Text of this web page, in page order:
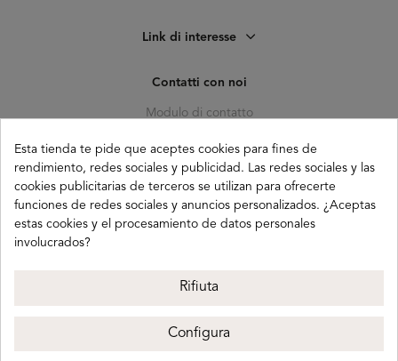
Link di interesse
Contatti con noi
Modulo di contatto
C. Pagés del Corro, 133, b
41010 (Triana) Sevilla
info@buganco.com
Buganco 2026
Esta tienda te pide que aceptes cookies para fines de
rendimiento, redes sociales y publicidad. Las redes sociales y las
cookies publicitarias de terceros se utilizan para ofrecerte
funciones de redes sociales y anuncios personalizados. ¿Aceptas
estas cookies y el procesamiento de datos personales
involucrados?
Rifiuta
Configura